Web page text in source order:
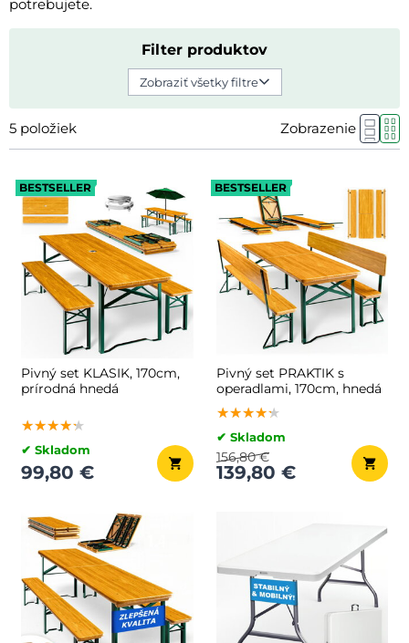
potrebujete.
Filter produktov
Zobraziť všetky filtre
5 položiek Zobrazenie
BESTSELLER
Pivný set KLASIK, 170cm,
prírodná hnedá
★★★★★
★★★★★
★★★★★
✔ Skladom
99,80 €
BESTSELLER
Pivný set PRAKTIK s
operadlami, 170cm, hnedá
★★★★★
★★★★★
★★★★★
✔ Skladom
139,80 €
156,80 €